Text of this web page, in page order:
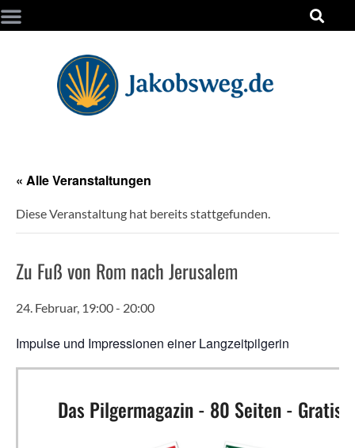
« Alle Veranstaltungen
Diese Veranstaltung hat bereits stattgefunden.
Zu Fuß von Rom nach Jerusalem
24. Februar, 19:00- 20:00
Impulse und Impressionen einer Langzeitpilgerin
Das Pilgermagazin - 80 Seiten - Gratis!